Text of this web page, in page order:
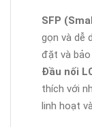
SFP
gọn và dễ
đặt và
Đầu nối
thích với
linh hoạt